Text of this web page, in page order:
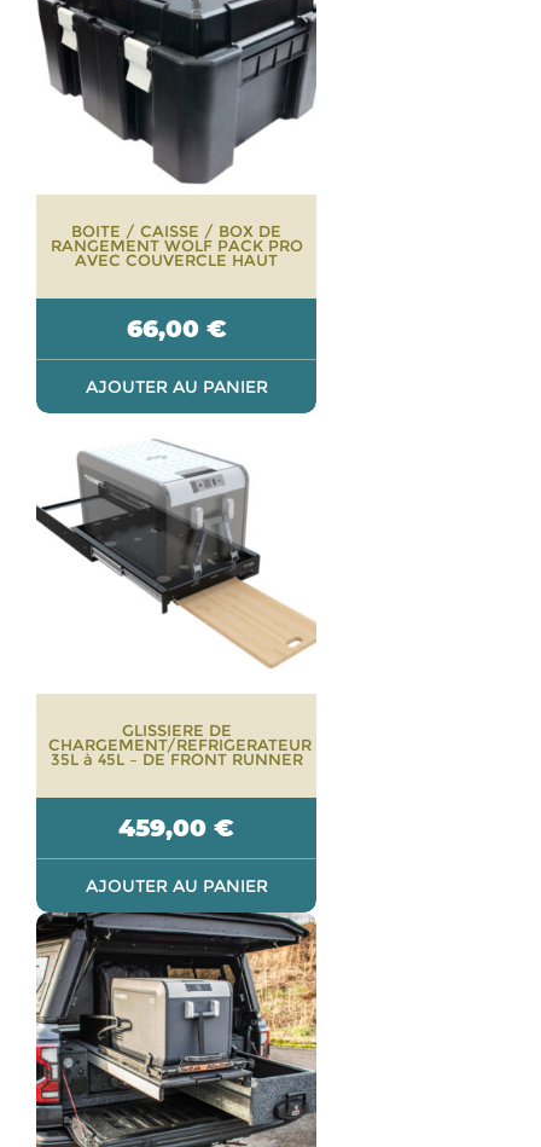
BOITE / CAISSE / BOX DE
RANGEMENT WOLF PACK PRO
AVEC COUVERCLE HAUT
66,00 €
AJOUTER AU PANIER
GLISSIERE DE
CHARGEMENT/REFRIGERATEUR
35L à 45L – DE FRONT RUNNER
459,00 €
AJOUTER AU PANIER